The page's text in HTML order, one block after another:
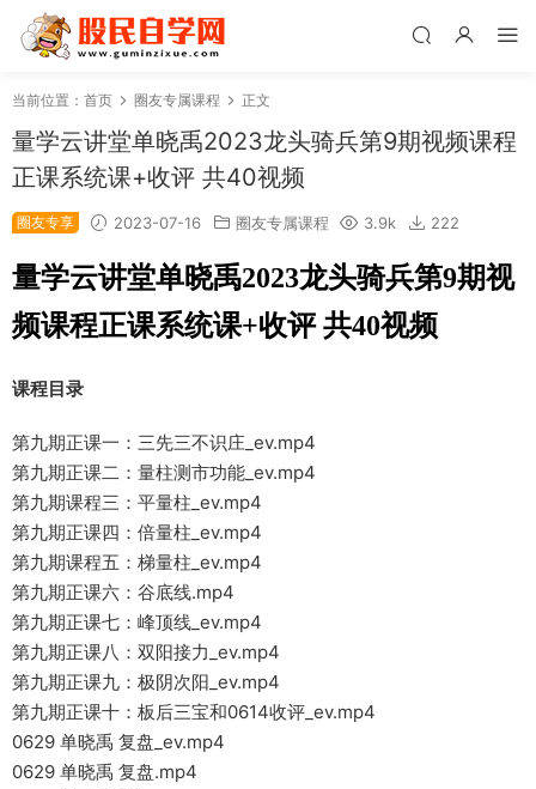
当前位置： 首页 圈友专属课程 正文
量学云讲堂单晓禹2023龙头骑兵第9期视频课程
正课系统课+收评 共40视频
圈友专享 2023-07-16 圈友专属课程 3.9k 222
量学云讲堂单晓禹2023龙头骑兵第9期视
频课程正课系统课+收评 共40视频
课程目录
第九期正课一：三先三不识庄_ev.mp4
第九期正课二：量柱测市功能_ev.mp4
第九期课程三：平量柱_ev.mp4
第九期正课四：倍量柱_ev.mp4
第九期课程五：梯量柱_ev.mp4
第九期正课六：谷底线.mp4
第九期正课七：峰顶线_ev.mp4
第九期正课八：双阳接力_ev.mp4
第九期正课九：极阴次阳_ev.mp4
第九期正课十：板后三宝和0614收评_ev.mp4
0629 单晓禹 复盘_ev.mp4
0629 单晓禹 复盘.mp4